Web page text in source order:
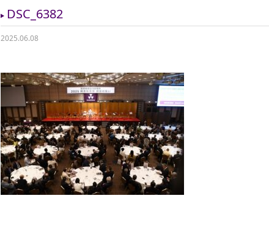
DSC_6382
2025.06.08